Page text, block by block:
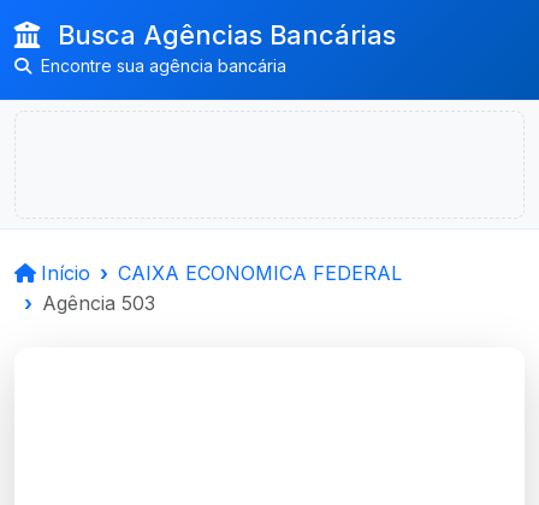
Busca Agências Bancárias
Encontre sua agência bancária
Início
CAIXA ECONOMICA FEDERAL
Agência 503